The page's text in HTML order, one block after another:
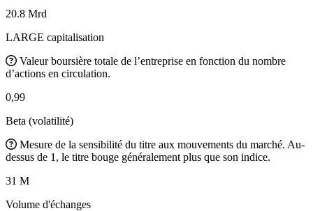
20.8 Mrd
LARGE capitalisation
Valeur boursière totale de l’entreprise en fonction du nombre
d’actions en circulation.
0,99
Beta (volatilité)
Mesure de la sensibilité du titre aux mouvements du marché. Au-
dessus de 1, le titre bouge généralement plus que son indice.
31 M
Volume d'échanges